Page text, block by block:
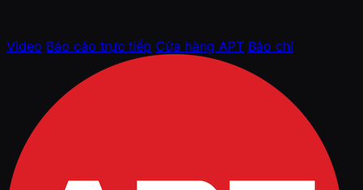
Video Báo cáo trực tiếp Cửa hàng APT Báo chí